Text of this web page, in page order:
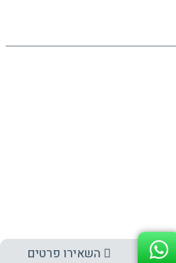
השאירו פרטים